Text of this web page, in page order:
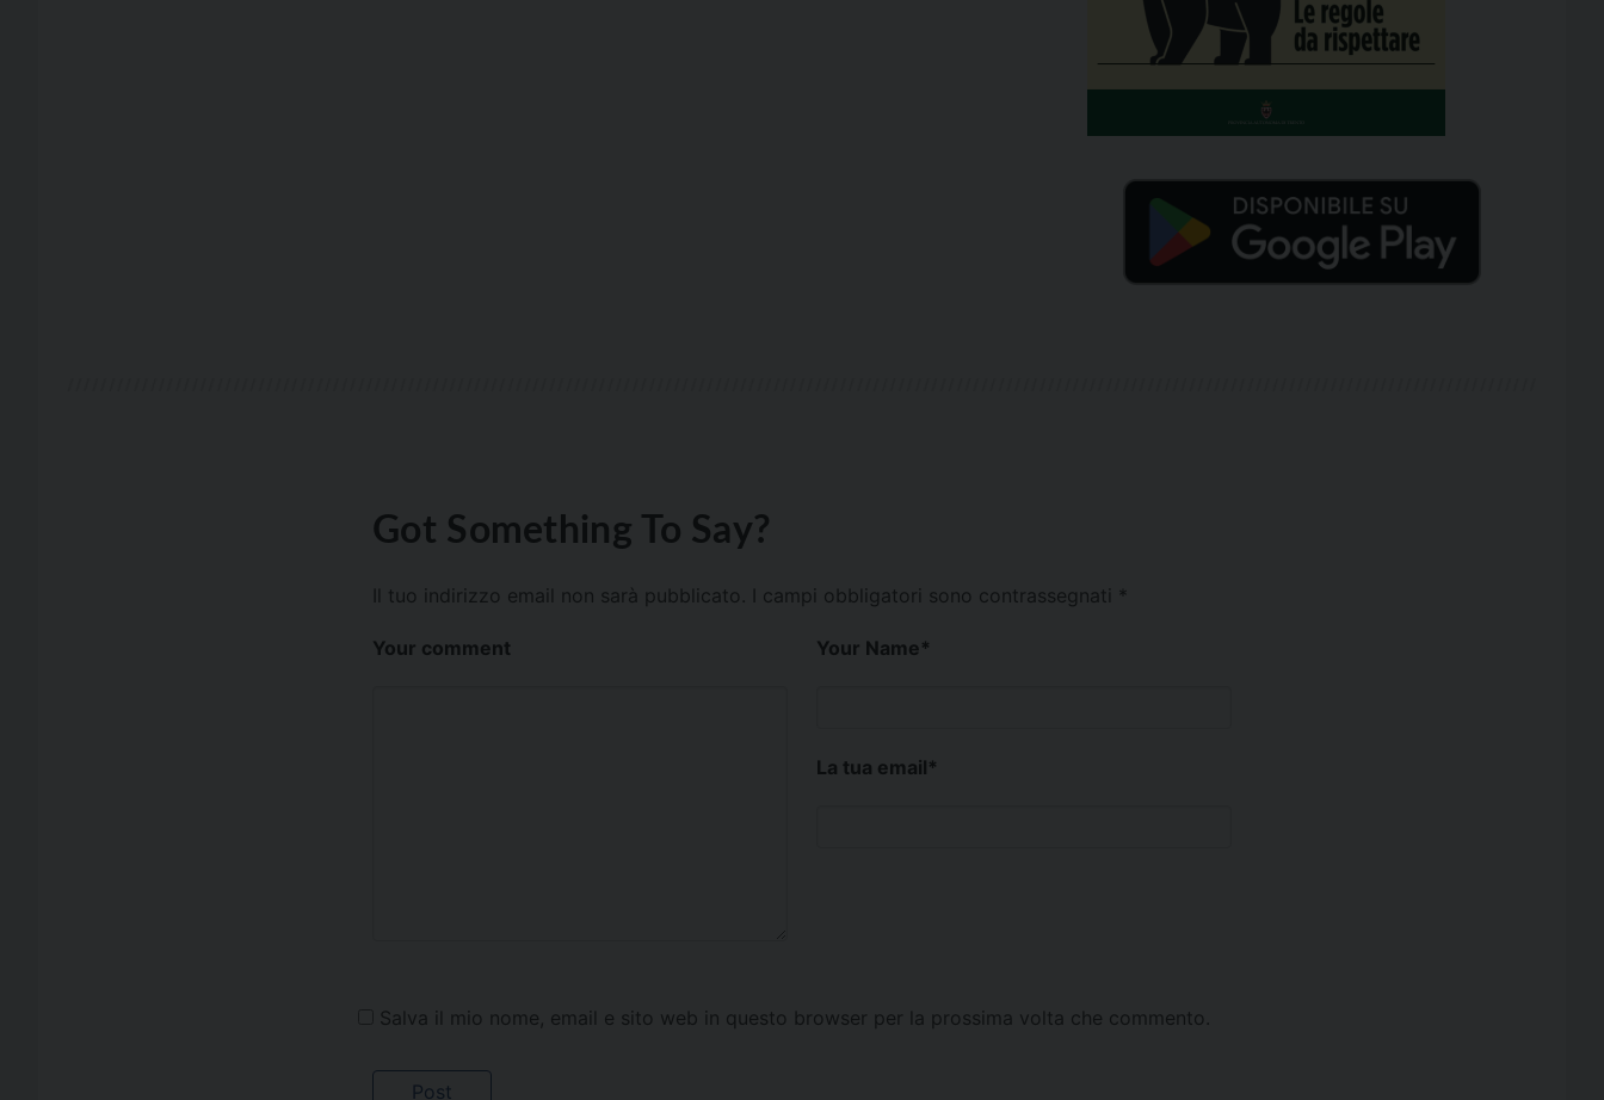
Got Something To Say?
Il tuo indirizzo email non sarà pubblicato. I campi obbligatori sono contrassegnati *
Your comment Your Name*
La tua email*
Salva il mio nome, email e sito web in questo browser per la prossima volta che commento.